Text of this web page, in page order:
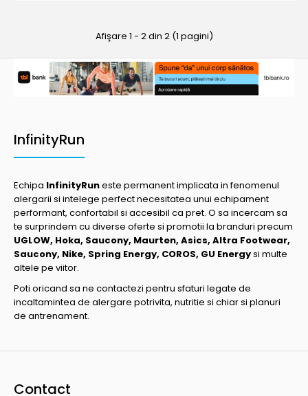
Afişare 1 - 2 din 2 (1 pagini)
InfinityRun
Echipa InfinityRuneste permanent implicata in fenomenul
alergarii si intelege perfect necesitatea unui echipament
performant, confortabil si accesibil ca pret. O sa incercam sa
te surprindem cu diverse oferte si promotii la branduri precum
UGLOW, Hoka, Saucony, Maurten, Asics, Altra Footwear,
Saucony, Nike, Spring Energy, COROS, GU Energysi multe
altele pe viitor.
Poti oricand sa ne contactezi pentru sfaturi legate de
incaltamintea de alergare potrivita, nutritie si chiar si planuri
de antrenament.
Contact